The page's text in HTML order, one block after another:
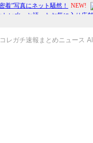
コレガチ速報まとめニュース